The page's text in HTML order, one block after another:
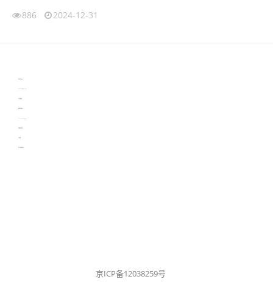
886 2024-12-31
京ICP备12038259号